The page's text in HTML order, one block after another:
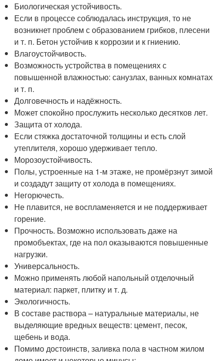
Биологическая устойчивость.
Если в процессе соблюдалась инструкция, то не
возникнет проблем с образованием грибков, плесени
и т. п. Бетон устойчив к коррозии и к гниению.
Влагоустойчивость.
Возможность устройства в помещениях с
повышенной влажностью: санузлах, ванных комнатах
и т. п.
Долговечность и надёжность.
Может спокойно прослужить несколько десятков лет.
Защита от холода.
Если стяжка достаточной толщины и есть слой
утеплителя, хорошо удерживает тепло.
Морозоустойчивость.
Полы, устроенные на 1-м этаже, не промёрзнут зимой
и создадут защиту от холода в помещениях.
Негорючесть.
Не плавится, не воспламеняется и не поддерживает
горение.
Прочность. Возможно использовать даже на
промобъектах, где на пол оказываются повышенные
нагрузки.
Универсальность.
Можно применять любой напольный отделочный
материал: паркет, плитку и т. д.
Экологичность.
В составе раствора – натуральные материалы, не
выделяющие вредных веществ: цемент, песок,
щебень и вода.
Помимо достоинств, заливка пола в частном жилом